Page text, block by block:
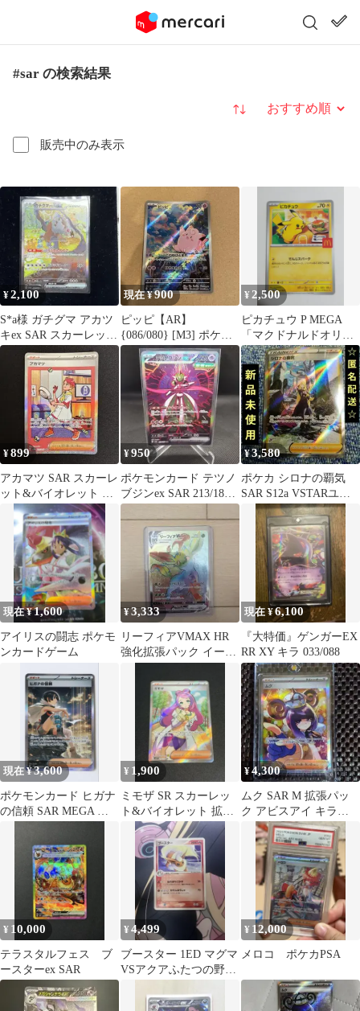
#sar の検索結果
販売中のみ表示
並び替え
¥2,100
S*a様 ガチグマ アカツ
キex SAR スカーレット
&バイオレット 強化拡
現在 ¥900
ピッピ【AR】
{086/080} [M3] ポケモ
ンカードゲーム
¥ 2,500
ピカチュウ P MEGA
「マクドナルドオリジ
ナル ハッピーセット
2025」 …
¥899
アカマツ SAR スカーレ
ット&バイオレット ハ
イクラスパック テラス
タルフェ…
¥950
ポケモンカード テツノ
ブジンex SAR 213/187
SV8a
¥3,580
ポケカ シロナの覇気
SAR S12a VSTARユニ
バース 239/172
現在 ¥1,600
アイリスの闘志 ポケモ
ンカードゲーム
¥3,333
リーフィアVMAX HR
強化拡張パック イーブ
088/0…
現在 ¥6,100
『大特価』ゲンガーEX
RR XY キラ 033/088
現在 ¥3,600
ポケモンカード ヒガナ
の信頼 SAR MEGA 拡
¥ 1,900
ミモザ SR スカーレッ
ト&バイオレット 拡張
パック バイオレットex
キラ ３
¥4,300
ムク SAR M 拡張パッ
ク アビスアイ キラ
117/081
¥ 10,000
テラスタルフェス ブ
ースターex SAR
¥4,499
ブースター 1ED マグマ
VSアクアふたつの野望
¥ 12,000
メロコ ポケカPSA